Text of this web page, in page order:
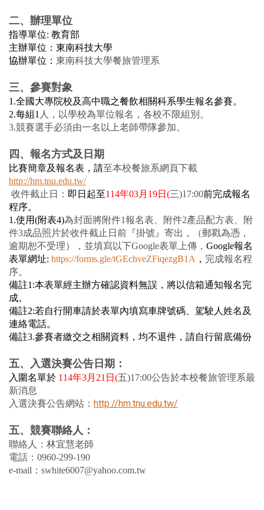
二、辦理單位
指導單位: 教育部
主辦單位：東南科技大學
協辦單位： 東南科技大學餐旅管理系
三、參賽對象
1.全國大專院校及高中職之餐飲相關科系學生報名參賽。
2.每組1 人，以學校為單位報名，各校不限組別。
3.競賽選手必須由一名以上老師帶隊參加。
四、報名方式及日期
比賽簡章及報名表，請至本校餐旅系網頁下載
http://hm.tnu.edu.tw/
收件截止日： 即日起至114年03月19日(三)17:00前完成報名
程序。
1.使用(附表4)為封面將附件1報名表、附件2產品配方表、附
件3成品照片於收件截止日前『掛號』寄出，（郵戳為憑，
逾期恕不受理），並填寫以下Google表單上傳， Google報名
表單網址: https://forms.gle/tGEchveZFiqezgB1A ， 完成報名程
序。
備註1:本表單經主辦方確認資料無誤，將以信箱通知報名完
成。
備註2:若自行開車請於表單內填寫車牌號碼、駕駛人姓名及
連絡電話。
備註3.參賽者繳交之相關資料，均不退件，請自行留底備份
五、入選決賽公告日期：
入圍名單於 114年3月21日(五)17:00公告於本校餐旅管理系最
新消息
入選決賽公告網站： http://hm.tnu.edu.tw/
五、競賽聯絡人：
聯絡人：林宜慧老師
電話：0960-299-190
e-mail：swhite6007@yahoo.com.tw